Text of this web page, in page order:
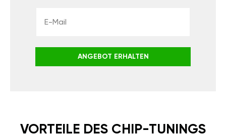
ANGEBOT ERHALTEN
VORTEILE DES CHIP-TUNINGS